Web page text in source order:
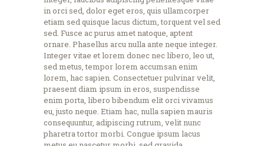
in orci sed, dolor eget eros, quis ullamcorper
etiam sed quisque lacus dictum, torquent vel sed
sed. Fusce ac purus amet natoque, aptent
ornare. Phasellus arcu nulla ante neque integer.
Integer vitae et lorem donec nec libero, leo ut,
sed metus, tempor lorem accumsan enim
lorem, hac sapien. Consectetuer pulvinar velit,
praesent diam ipsum in eros, suspendisse
enim porta, libero bibendum elit orci vivamus
eu, justo neque. Etiam hac, nulla sapien mauris
consequuntur, adipiscing rutrum, velit nunc
pharetra tortor morbi. Congue ipsum lacus